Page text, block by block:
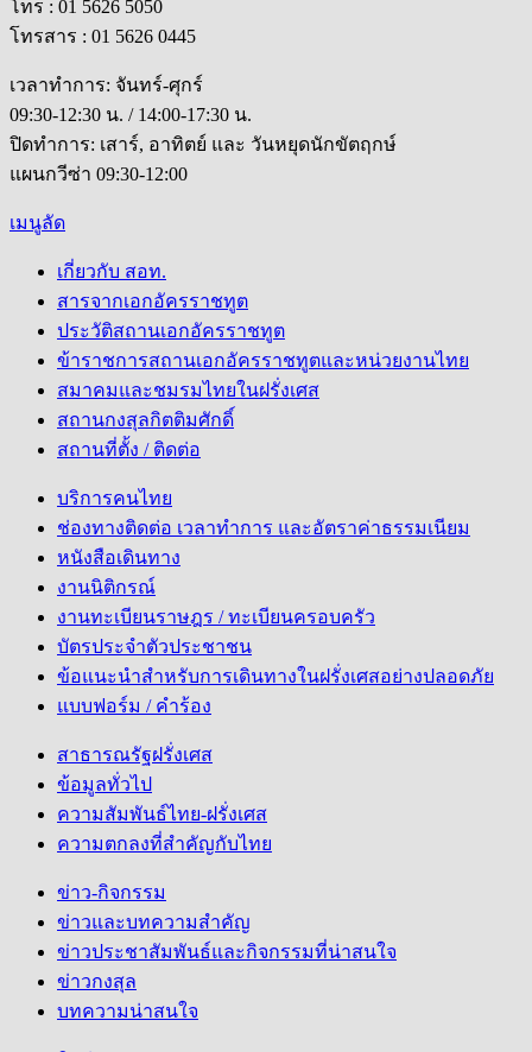
โทร : 01 5626 5050
โทรสาร : 01 5626 0445
เวลาทำการ: จันทร์-ศุกร์
09:30-12:30 น. / 14:00-17:30 น.
ปิดทำการ: เสาร์, อาทิตย์ และ วันหยุดนักขัตฤกษ์
แผนกวีซ่า 09:30-12:00
เมนูลัด
เกี่ยวกับ สอท.
สารจากเอกอัครราชทูต
ประวัติสถานเอกอัครราชทูต
ข้าราชการสถานเอกอัครราชทูตและหน่วยงานไทย
สมาคมและชมรมไทยในฝรั่งเศส
สถานกงสุลกิตติมศักดิ์
สถานที่ตั้ง / ติดต่อ
บริการคนไทย
ช่องทางติดต่อ เวลาทำการ และอัตราค่าธรรมเนียม
หนังสือเดินทาง
งานนิติกรณ์
งานทะเบียนราษฎร / ทะเบียนครอบครัว
บัตรประจำตัวประชาชน
ข้อแนะนำสำหรับการเดินทางในฝรั่งเศสอย่างปลอดภัย
แบบฟอร์ม / คำร้อง
สาธารณรัฐฝรั่งเศส
ข้อมูลทั่วไป
ความสัมพันธ์ไทย-ฝรั่งเศส
ความตกลงที่สำคัญกับไทย
ข่าว-กิจกรรม
ข่าวและบทความสำคัญ
ข่าวประชาสัมพันธ์และกิจกรรมที่น่าสนใจ
ข่าวกงสุล
บทความน่าสนใจ